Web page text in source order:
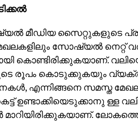
മീഡിയ സൈറ്റുകളുടെ
സോഷ്യൽ നെറ്റ്
കൊണ്ടിരിക്കുകയാണ്.
രൂപം കൊടുക്കുകയും
എന്നിങ്ങനെ സമസ്ത
ഉണ്ടാക്കിയെടുക്കാനു ള്ള